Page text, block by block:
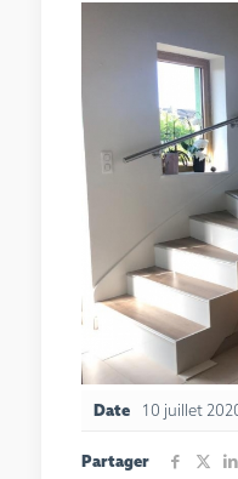
Date 10 juillet
Partager